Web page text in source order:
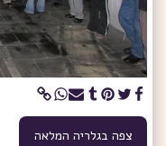
צפה בגלריה המלאה